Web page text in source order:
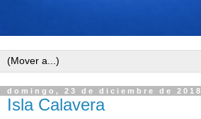
domingo, 23 de diciembre de 2018
Isla Calavera